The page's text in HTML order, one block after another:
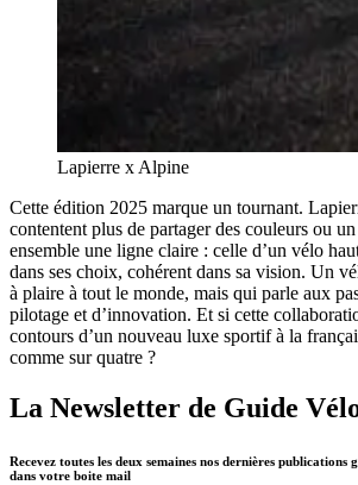
Lapierre x Alpine
Cette édition 2025 marque un tournant.
contentent plus de partager des couleurs ou
ensemble une ligne claire : celle d’un vélo
dans ses choix, cohérent dans sa vision. Un
à plaire à tout le monde, mais qui parle aux
pilotage et d’innovation. Et si cette
contours d’un nouveau luxe sportif à la
comme sur quatre ?
La Newsletter de Guide
Recevez toutes les deux semaines nos dernières
dans votre boite mail